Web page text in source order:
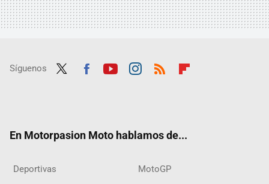
Síguenos
En Motorpasion Moto hablamos de...
Deportivas MotoGP